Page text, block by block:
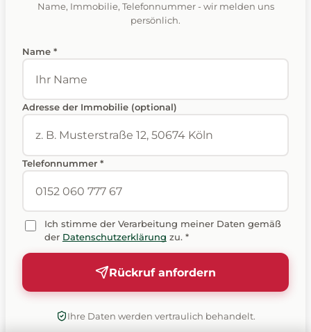
Name, Immobilie, Telefonnummer - wir melden uns
persönlich.
Name *
Adresse der Immobilie (optional)
Telefonnummer *
Ich stimme der Verarbeitung meiner Daten gemäß
der Datenschutzerklärung zu. *
Rückruf anfordern
Ihre Daten werden vertraulich behandelt.